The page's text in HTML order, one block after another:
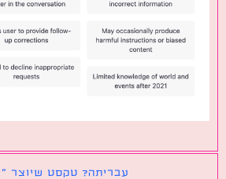
עבריתה? טקסט שיוצר ״אתר